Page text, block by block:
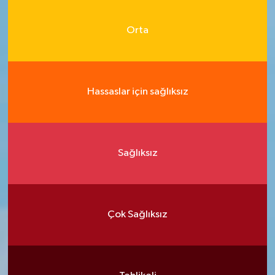
Orta
Hassaslar için sağlıksız
Sağlıksız
Çok Sağlıksız